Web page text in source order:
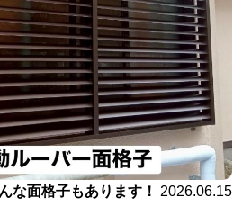
面格子もあります！
2026.06.15